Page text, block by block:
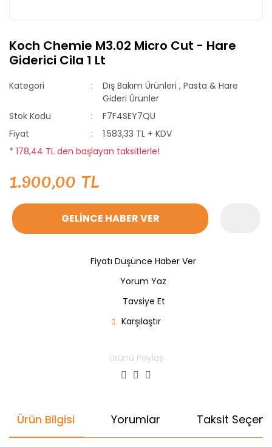
Koch Chemie M3.02 Micro Cut - Hare
Giderici Cila 1 Lt
Kategori Dış Bakım Ürünleri ,Pasta & Hare
Gideri Ürünler
Stok Kodu
F7F4SEY7QU
Fiyat
1.583,33 TL + KDV
* 178,44 TL den başlayan taksitlerle!
1.900,00 TL
GELİNCE HABER VER
Fiyatı Düşünce Haber Ver
Yorum Yaz
Tavsiye Et
Karşılaştır
Ürünü Paylaş
Ürün Bilgisi Yorumlar Taksit